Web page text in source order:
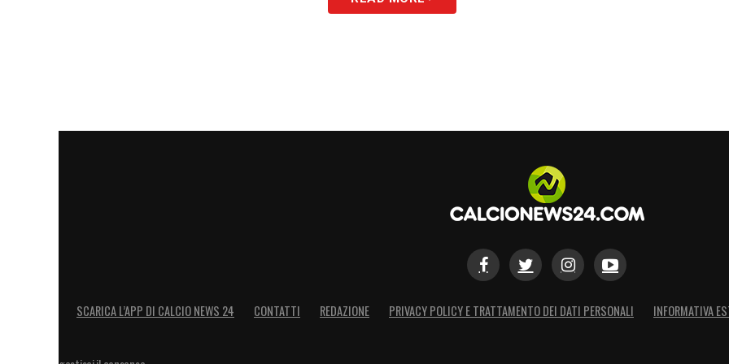
SCARICA L’APP DI CALCIO NEWS 24 CONTATTI REDAZIONE PRIVACY POLICY E TRATTAMENTO DEI DATI PERSONALI INFORMATIVA